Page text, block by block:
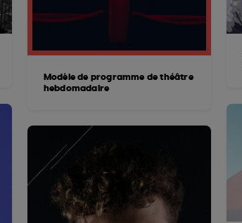
Modèle de programme de théâtre
hebdomadaire